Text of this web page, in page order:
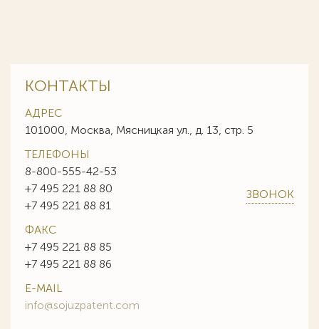
КОНТАКТЫ
АДРЕС
101000, Москва, Мясницкая ул., д. 13, стр. 5
ТЕЛЕФОНЫ
8-800-555-42-53
+7 495 221 88 80
+7 495 221 88 81
ЗВОНОК
ФАКС
+7 495 221 88 85
+7 495 221 88 86
E-MAIL
info@sojuzpatent.com